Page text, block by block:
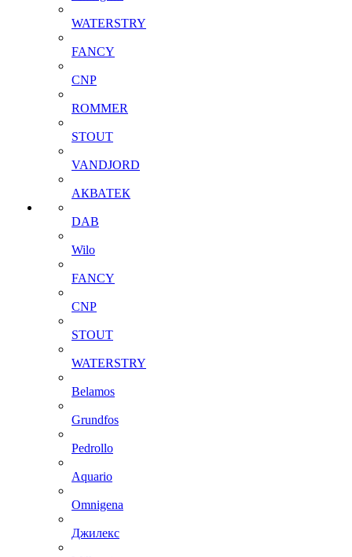
WATERSTRY
FANCY
CNP
ROMMER
STOUT
VANDJORD
АКВАТЕК
DAB
Wilo
FANCY
CNP
STOUT
WATERSTRY
Belamos
Grundfos
Pedrollo
Aquario
Omnigena
Джилекс